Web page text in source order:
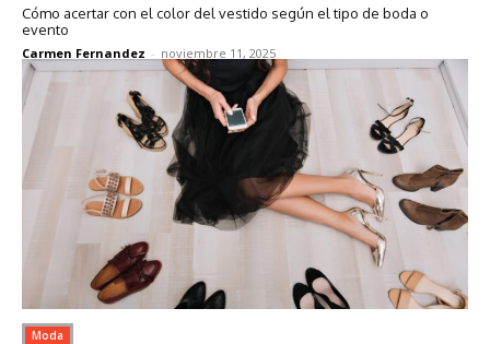
Cómo acertar con el color del vestido según el tipo de boda o
evento
Carmen Fernandez - noviembre 11, 2025
Moda